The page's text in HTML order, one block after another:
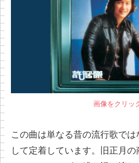
画像をクリッ
この曲は単なる昔の流行歌では
して定着しています。旧正月